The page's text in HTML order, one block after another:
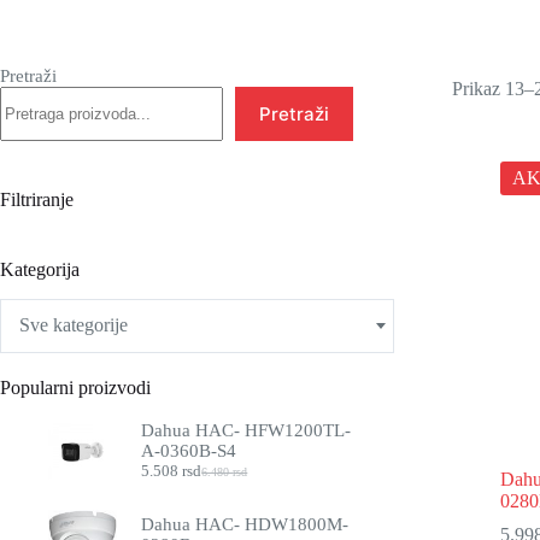
Prikaz
Pretraži
Pretraži
Filtriranje
Kategorija
Sve kategorije
Popularni proizvodi
Dahua HAC- HFW1200TL-
A-0360B-S4
6.480rsd
Originalna
je
5.508rsdTrenutna
je:
Dahua HAC- HDW1800M-